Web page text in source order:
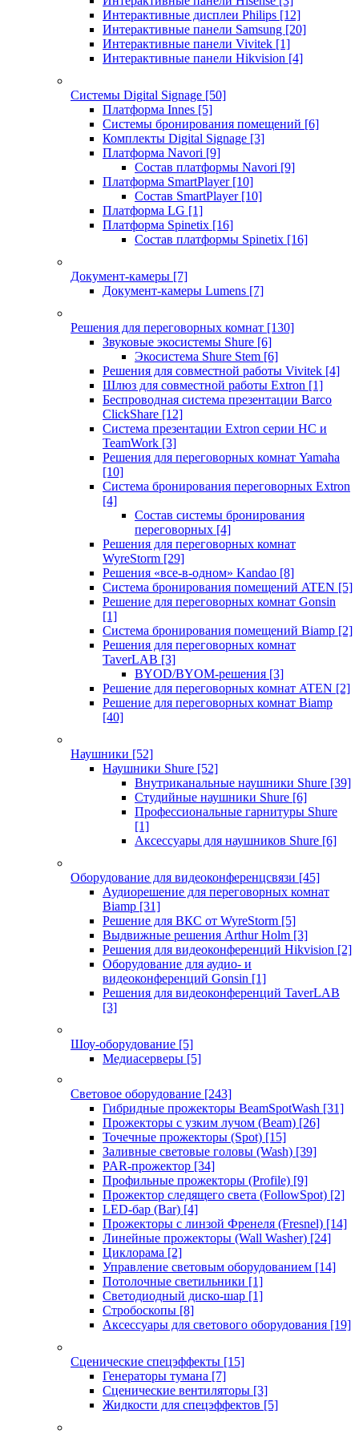
Интерактивные дисплеи Philips [12]
Интерактивные панели Samsung [20]
Интерактивные панели Vivitek [1]
Интерактивные панели Hikvision [4]
Системы Digital Signage [50]
Платформа Innes [5]
Системы бронирования помещений [6]
Комплекты Digital Signage [3]
Платформа Navori [9]
Состав платформы Navori [9]
Платформа SmartPlayer [10]
Состав SmartPlayer [10]
Платформа LG [1]
Платформа Spinetix [16]
Состав платформы Spinetix [16]
Документ-камеры [7]
Документ-камеры Lumens [7]
Решения для переговорных комнат [130]
Звуковые экосистемы Shure [6]
Экосистема Shure Stem [6]
Решения для совместной работы Vivitek [4]
Шлюз для совместной работы Extron [1]
Беспроводная система презентации Barco
ClickShare [12]
Система презентации Extron серии HC и
TeamWork [3]
Решения для переговорных комнат Yamaha
[10]
Система бронирования переговорных Extron
[4]
Состав системы бронирования
переговорных [4]
Решения для переговорных комнат
WyreStorm [29]
Решения «все-в-одном» Kandao [8]
Система бронирования помещений ATEN [5]
Решение для переговорных комнат Gonsin
[1]
Система бронирования помещений Biamp [2]
Решения для переговорных комнат
TaverLAB [3]
BYOD/BYOM-решения [3]
Решение для переговорных комнат ATEN [2]
Решение для переговорных комнат Biamp
[40]
Наушники [52]
Наушники Shure [52]
Внутриканальные наушники Shure [39]
Студийные наушники Shure [6]
Профессиональные гарнитуры Shure
[1]
Аксессуары для наушников Shure [6]
Оборудование для видеоконференцсвязи [45]
Аудиорешение для переговорных комнат
Biamp [31]
Решение для ВКС от WyreStorm [5]
Выдвижные решения Arthur Holm [3]
Решения для видеоконференций Hikvision [2]
Оборудование для аудио- и
видеоконференций Gonsin [1]
Решения для видеоконференций TaverLAB
[3]
Шоу-оборудование [5]
Медиасерверы [5]
Световое оборудование [243]
Гибридные прожекторы BeamSpotWash [31]
Прожекторы с узким лучом (Beam) [26]
Точечные прожекторы (Spot) [15]
Заливные световые головы (Wash) [39]
PAR-прожектор [34]
Профильные прожекторы (Profile) [9]
Прожектор следящего света (FollowSpot) [2]
LED-бар (Bar) [4]
Прожекторы с линзой Френеля (Fresnel) [14]
Линейные прожекторы (Wall Washer) [24]
Циклорама [2]
Управление световым оборудованием [14]
Потолочные светильники [1]
Светодиодный диско-шар [1]
Стробоскопы [8]
Аксессуары для светового оборудования [19]
Сценические спецэффекты [15]
Генераторы тумана [7]
Сценические вентиляторы [3]
Жидкости для спецэффектов [5]